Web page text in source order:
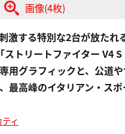
画像(4枚)
激する特別な2台が放た
トリートファイター V4
用グラフィックと、公道
高峰のイタリアン・スポ
ィ